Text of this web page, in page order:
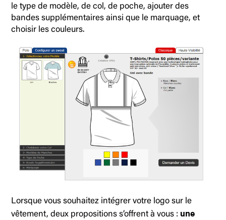
le type de modèle, de col, de poche, ajouter des
bandes supplémentaires ainsi que le marquage, et
choisir les couleurs.
Lorsque vous souhaitez intégrer votre logo sur le
vêtement, deux propositions s’offrent à vous : une